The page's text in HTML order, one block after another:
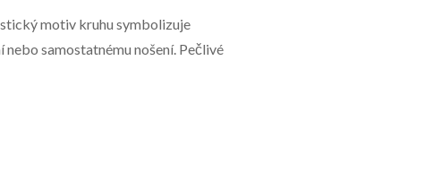
motiv kruhu symbolizuje
samostatnému nošení. Pečlivé